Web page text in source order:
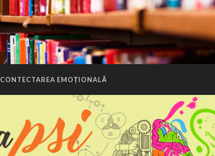
CONTECTAREA EMOȚIONALĂ